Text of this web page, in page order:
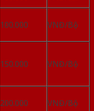
100.000 VNĐ/Bộ
150.000 VNĐ/Bộ
200.000 VNĐ/Bộ